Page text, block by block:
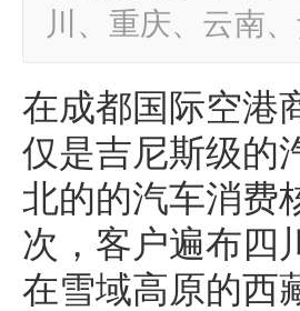
川、重庆、云南
在成都国际空港
仅是吉尼斯级的
北的的汽车消费
次，客户遍布四
在雪域高原的西